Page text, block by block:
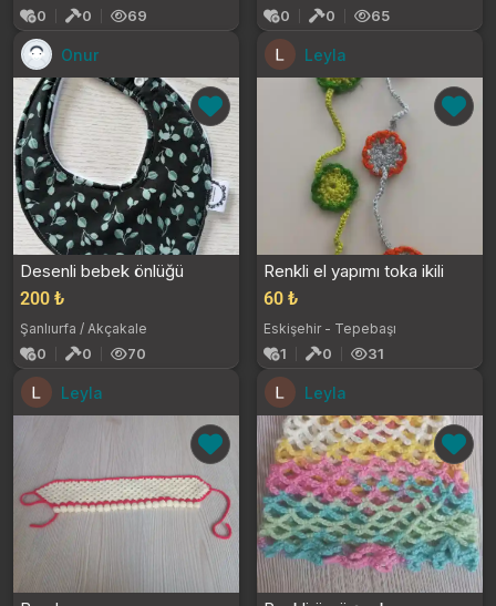
0 0 69 0 0 65
Onur
Desenli bebek önlüğü
200 ₺
Şanlıurfa / Akçakale
0 0 70
Leyla
Renkli el yapımı toka ikili
60 ₺
Eskişehir - Tepebaşı
1 0 31
Leyla Leyla